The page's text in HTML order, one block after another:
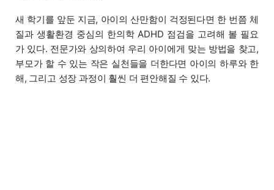
새 학기를 앞둔 지금, 아이의 산만함이 걱정된다면 한 번쯤 체
질과 생활환경 중심의 한의학 ADHD 점검을 고려해 볼 필요
가 있다. 전문가와 상의하여 우리 아이에게 맞는 방법을 찾고,
부모가 할 수 있는 작은 실천들을 더한다면 아이의 하루와 한
해, 그리고 성장 과정이 훨씬 더 편안해질 수 있다.